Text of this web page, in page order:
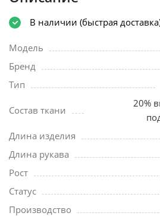
В наличии (быстрая
Модель
Бренд
Тип
Состав ткани
20%
Длина изделия
Длина рукава
Рост
Статус
Производство